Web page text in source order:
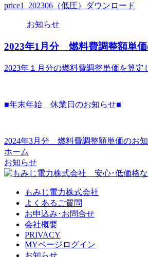
price1_202306（低圧）ダウンロード
お知らせ
2023年1月分 燃料費調整額単
2023年１月分の燃料費調整単価を算定
■年末年始 休業日のお知らせ■
2024年3月分 燃料費調整額単価のお
ホーム
お知らせ
もみじ電力株式会社
よくあるご質問
お申込み･お問合せ
会社概要
PRIVACY
MYページログイン
お知らせ